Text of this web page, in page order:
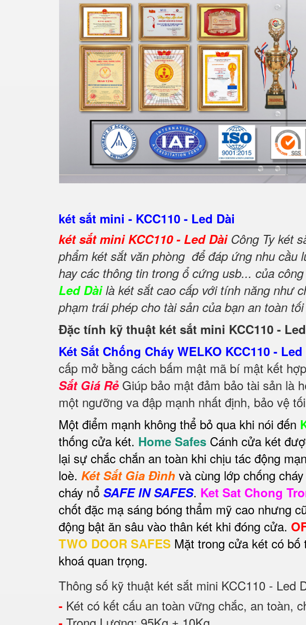
két sắt mini - KCC110 - Led Dài
két sắt mini KCC110 - Led Dài Công Ty két
phẩm két sắt văn phòng để đáp ứng nhu cầu
hay các thông tin trong ổ cứng usb... của
Led Dàilà két sắt cao cấp với tính năng như
phạm trái phép cho tài sản của bạn an toàn
Đặc tính kỹ thuật két sắt mini KCC110 -
Két Sắt Chống Cháy WELKO KCC110 - Led
cấp mở bằng cách bấm mật mã bí mật kết
Sắt Giá RẻGiúp bảo mật đảm bảo tài sản là
một ngưỡng va đập mạnh nhất định, bảo vệ
Một điểm mạnh không thể bỏ qua khi nói đến
thống cửa két. Home Safes Cánh cửa két
lại sự chắc chắn an toàn khi chịu tác động
loè. Két Sắt Gia Đình và cùng lớp chống
cháy nổ SAFE IN SAFES. Ket Sat Chong
chốt đặc mạ sáng bóng thẩm mỹ cao nhưng
động bật ăn sâu vào thân két khi đóng cửa.
TWO DOOR SAFES Mặt trong cửa két có
khoá quan trọng.
Thông số kỹ thuật két sắt mini KCC110 - Led
- Két có kết cấu an toàn vững chắc, an toàn,